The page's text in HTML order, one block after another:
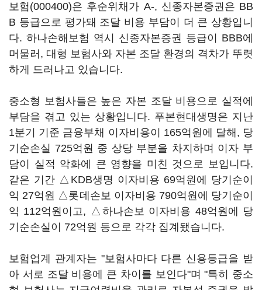
보험(000400)은 후순위채가 A-, 신종자본증권은 BB
B 등급으로 평가돼 조달 비용 부담이 더 큰 상황입니
다. 하나손해보험 역시 신종자본증권 등급이 BBB에
머물러, 대형 보험사와 자본 조달 환경의 격차가 뚜렷
하게 드러나고 있습니다.
중소형 보험사들은 높은 자본 조달 비용으로 실적에
부담을 겪고 있는 상황입니다. 푸본현대생명은 지난
1분기 기준 금융부채 이자비용이 165억원에 달해, 당
기순손실 725억원 중 상당 부분을 차지하며 이자 부
담이 실적 악화에 큰 영향을 미친 것으로 보입니다.
같은 기간 △KDB생명 이자비용 69억원에 당기순이
익 27억원 △롯데손보 이자비용 790억원에 당기순이
익 112억원이고, △하나손보 이자비용 48억원에 당
기순손실이 72억원 등으로 각각 집계됐습니다.
보험업계 관계자는 "보험사마다 다른 신용등급을 받
아 서로 조달 비용에 큰 차이를 보인다"며 "특히 중소